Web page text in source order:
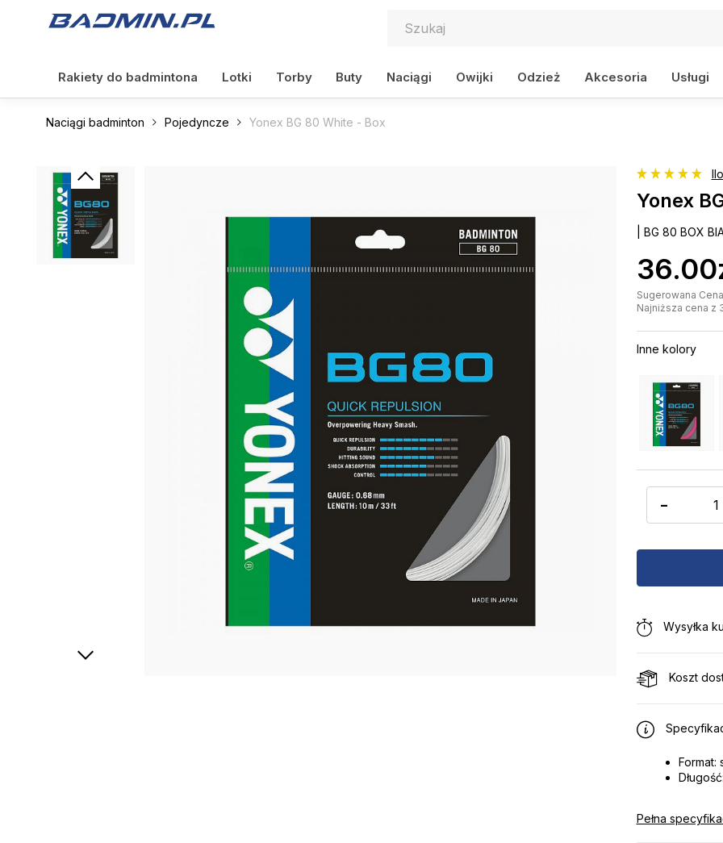
Rakiety do badmintona Lotki Torby Buty Naciągi Owijki Odzież Akcesoria Usługi
Naciągi badminton Pojedyncze Yonex BG 80 White - Box
Yonex
| BG 80 BOX
Sugerowana
Najniższa cena z
Inne kolory
-
Wysyłka
Koszt
Format:
Pełna